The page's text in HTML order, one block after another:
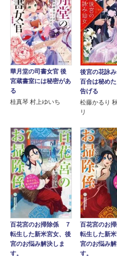
華月堂の司書女官 後
宮蔵書室には秘密があ
る
桂真琴 村上ゆいち
後宮の花詠
百合は秘め
告げる
松藤かるり
リ
百花宮のお掃除係 ７
転生した新米宮女、後
宮のお悩み解決しま
す。
百花宮のお
転生した新
宮のお悩み
す。